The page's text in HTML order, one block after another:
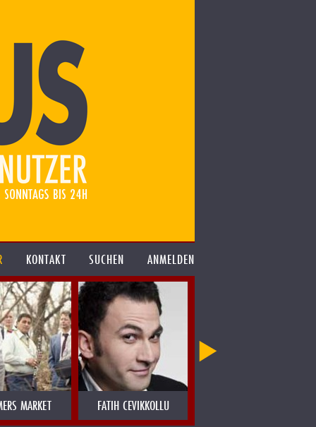
KONTAKT SUCHEN ANMELDEN
MARKET FATIH CEVIKKOLLU